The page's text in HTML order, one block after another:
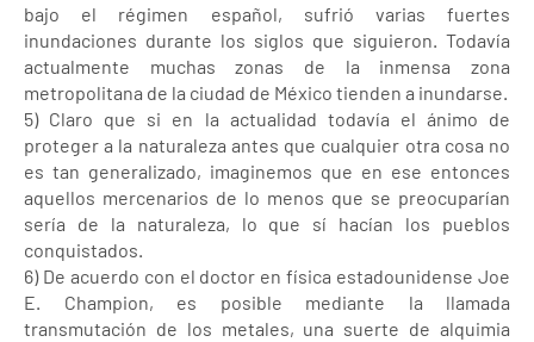
bajo el régimen español, sufrió varias fuertes
inundaciones durante los siglos que siguieron. Todavía
actualmente muchas zonas de la inmensa zona
metropolitana de la ciudad de México tienden a inundarse.
5) Claro que si en la actualidad todavía el ánimo de
proteger a la naturaleza antes que cualquier otra cosa no
es tan generalizado, imaginemos que en ese entonces
aquellos mercenarios de lo menos que se preocuparían
sería de la naturaleza, lo que sí hacían los pueblos
conquistados.
6) De acuerdo con el doctor en física estadounidense Joe
E. Champion, es posible mediante la llamada
transmutación de los metales, una suerte de alquimia